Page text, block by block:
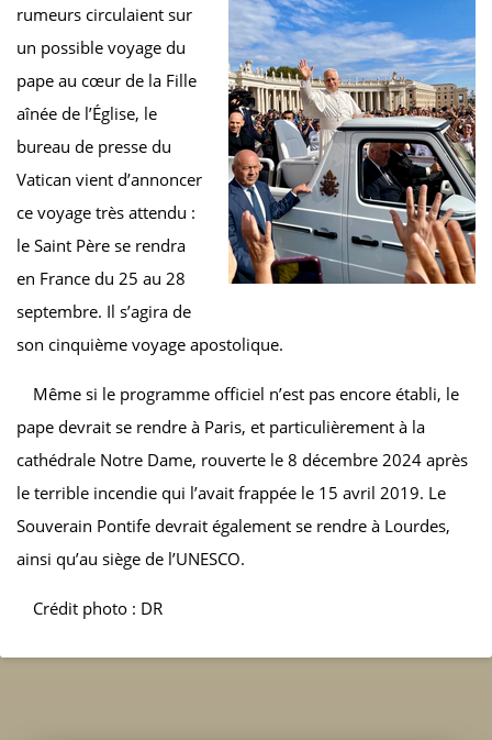
rumeurs circulaient sur
un possible voyage du
pape au cœur de la Fille
aînée de l’Église, le
bureau de presse du
Vatican vient d’annoncer
ce voyage très attendu :
le Saint Père se rendra
en France du 25 au 28
septembre. Il s’agira de
son cinquième voyage apostolique.
Même si le programme officiel n’est pas encore établi, le
pape devrait se rendre à Paris, et particulièrement à la
cathédrale Notre Dame, rouverte le 8 décembre 2024 après
le terrible incendie qui l’avait frappée le 15 avril 2019. Le
Souverain Pontife devrait également se rendre à Lourdes,
ainsi qu’au siège de l’UNESCO.
Crédit photo : DR